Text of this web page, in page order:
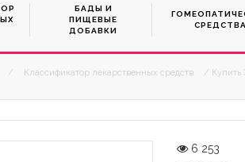
БАДЫ И
ПИЩЕВЫЕ
ДОБАВКИ
СРЕДСТВА
/ Классификатор лекарственных средств / Купить
6 253